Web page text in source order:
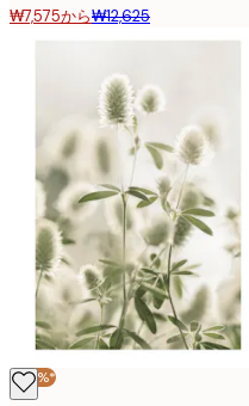
₩7,575から₩12,625
-40%*